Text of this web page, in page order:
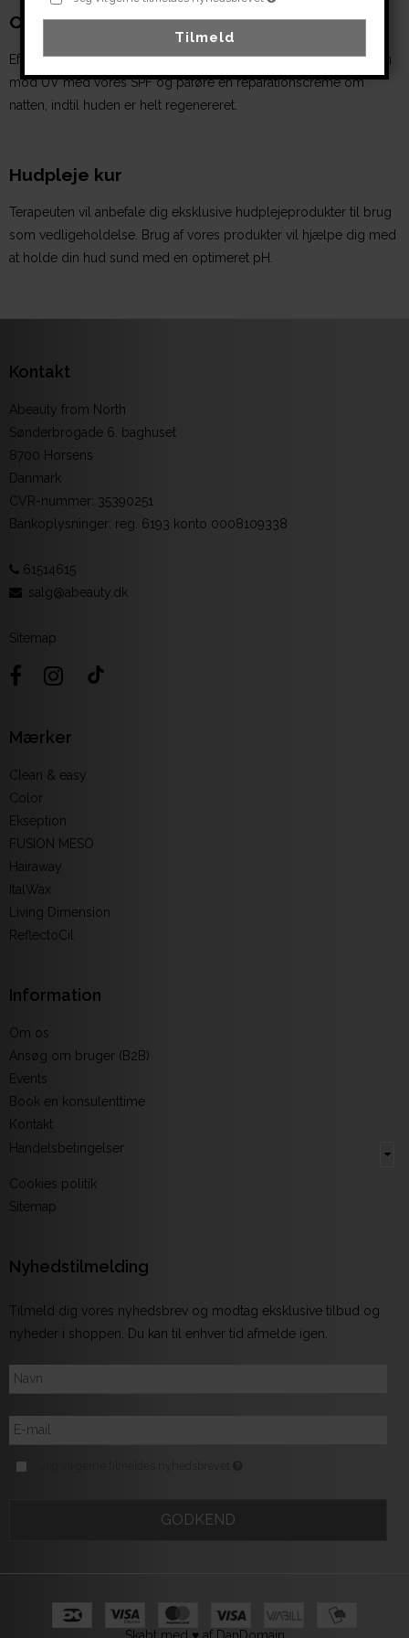
Ombygning (7 til 14 dage)
Efter den sidste peeling består ombygningen i at beskytte huden
mod UV med vores SPF og påføre en reparationscreme om
natten, indtil huden er helt regenereret.
Hudpleje kur
Terapeuten vil anbefale dig eksklusive hudplejeprodukter til brug
som vedligeholdelse. Brug af vores produkter vil hjælpe dig med
at holde din hud sund med en optimeret pH.
Kontakt
Abeauty from North
Sønderbrogade 6. baghuset
8700 Horsens
Danmark
CVR-nummer: 35390251
Bankoplysninger: reg. 6193 konto 0008109338
61514615
: salg@abeauty.dk
Sitemap
Mærker
Clean & easy
Color
Ekseption
FUSION MESO
Hairaway
ItalWax
Living Dimension
ReflectoCil
Information
Om os
Ansøg om bruger (B2B)
Events
Book en konsulenttime
Kontakt
Handelsbetingelser
Cookies politik
Sitemap
Nyhedstilmelding
Tilmeld dig vores nyhedsbrev og modtag eksklusive tilbud og
nyheder i shoppen. Du kan til enhver tid afmelde igen.
GODKEND
Tilmeld